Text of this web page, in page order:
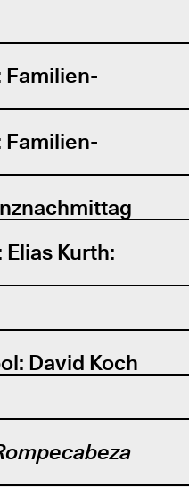
Familien-
Familien-
Kurth:
David Koch